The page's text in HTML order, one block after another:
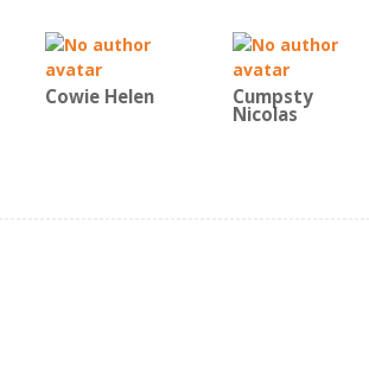
Cowie Helen Cumpsty
Nicolas